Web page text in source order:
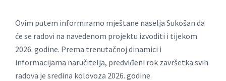
Ovim putem informiramo mještane naselja Sukošan da
će se radovi na navedenom projektu izvoditi i tijekom
2026. godine. Prema trenutačnoj dinamici i
informacijama naručitelja, predviđeni rok završetka svih
radova je sredina kolovoza 2026. godine.